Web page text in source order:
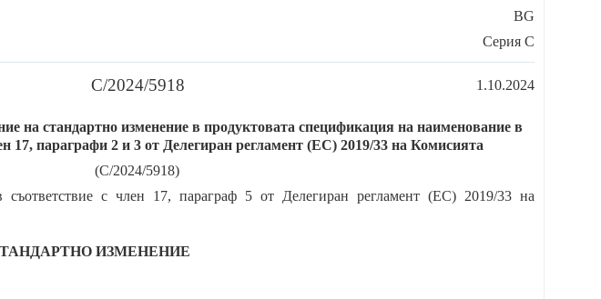
BG
Cерия C
C/2024/5918 1.10.2024
на стандартно изменение в продуктовата спецификация на наименование в
17, параграфи 2 и 3 от Делегиран регламент (ЕС) 2019/33 на Комисията
(C/2024/5918)
с член 17, параграф 5 от Делегиран регламент (ЕС) 2019/33 на
ИЗМЕНЕНИЕ